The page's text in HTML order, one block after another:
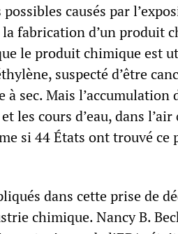
causés par
fabrication d’un produit
le produit chimique est
suspecté d’être
sec. Mais l’accumulation
les cours d’eau, dans l’air
si 44 États ont trouvé ce
dans cette prise de
chimique. Nancy B.